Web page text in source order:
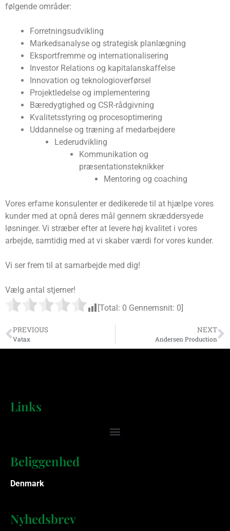
følgende områder:
Forretningsudvikling
Markedsanalyse og strategisk planlægning
Eksportfremme og internationalisering
Investor Relations og kapitalanskaffelse
Innovation og teknologioverførsel
Projektledelse og implementering
Bæredygtighed og CSR-rådgivning
Kvalitetsstyring og procesoptimering
Uddannelse og træning af medarbejdere
Lederudvikling
Kommunikation og
præsentationsteknikker
Mentoring og coaching
Vores erfarne konsulenter er dedikerede til at hjælpe vores
kunder med at opnå deres mål gennem skræddersyede
løsninger. Vi stræber efter at levere høj kvalitet i vores
arbejde, samtidig med at vi skaber værdi for vores kunder.
Vi ser frem til at samarbejde med dig!
Vælg antal stjerner!
[Total: 0 Gennemsnit: 0
PREVIOUS
Vatax
NEXT
Andersen Production
Links
Beliggenhed
Denmark
Nyhedsbrev